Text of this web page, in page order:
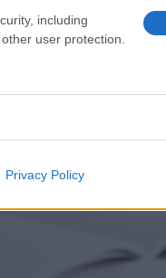
including
user protection.
Privacy Policy